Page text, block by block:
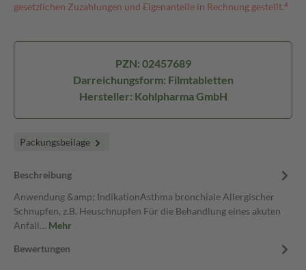
gesetzlichen Zuzahlungen und Eigenanteile in Rechnung gestellt.⁴
PZN: 02457689
Darreichungsform: Filmtabletten
Hersteller: Kohlpharma GmbH
Packungsbeilage
Beschreibung
Anwendung &amp; IndikationAsthma bronchiale Allergischer
Schnupfen, z.B. Heuschnupfen Für die Behandlung eines akuten
Anfall… Mehr
Bewertungen